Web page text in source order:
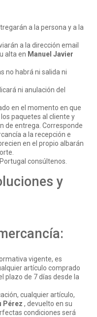
a la persona y a la
a la dirección email
alta en Manuel Javier
no habrá ni salida ni
ni anulación del
en el momento en que
paquetes al cliente y
de entrega. Corresponde
a la recepción e
en el propio albarán
consúltenos.
y
vigente, es
artículo comprado
plazo de 7 días desde la
cualquier artículo,
Pérez , devuelto en su
condiciones será